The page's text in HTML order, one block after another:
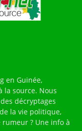
en Guinée,
la source. Nous
décryptages
la vie politique,
? Une info à